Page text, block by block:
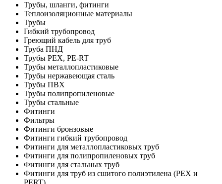
Трубы, шланги, фитинги
Теплоизоляционные материалы
Трубы
Гибкий трубопровод
Греющий кабель для труб
Труба ПНД
Трубы PEX, PE-RT
Трубы металлопластиковые
Трубы нержавеющая сталь
Трубы ПВХ
Трубы полипропиленовые
Трубы стальные
Фитинги
Фильтры
Фитинги бронзовые
Фитинги гибкий трубопровод
Фитинги для металлопластиковых труб
Фитинги для полипропиленовых труб
Фитинги для стальных труб
Фитинги для труб из сшитого полиэтилена (PEX и
PERT)